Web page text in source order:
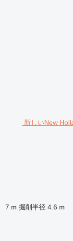
新しいNew
7 m 掘削半径 4.6 m